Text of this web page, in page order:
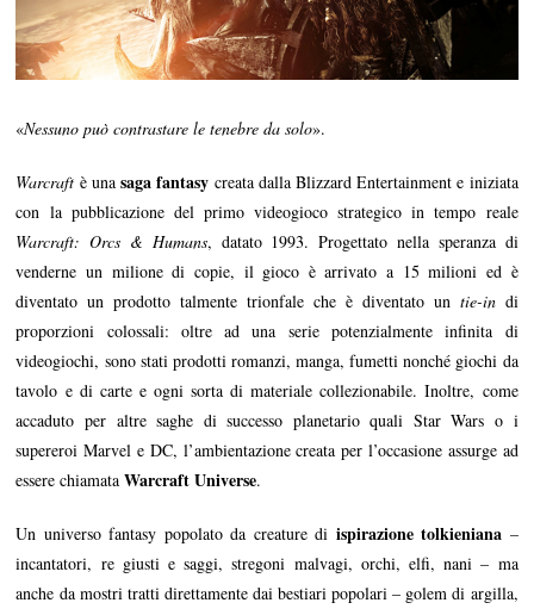
«Nessuno può contrastare le tenebre da solo».
Warcraft è unasaga fantasy creata dalla Blizzard Entertainment e iniziata
con la pubblicazione del primo videogioco strategico in tempo reale
Warcraft: Orcs & Humans, datato 1993. Progettato nella speranza di
venderne un milione di copie, il gioco è arrivato a 15 milioni ed è
diventato un prodotto talmente trionfale che è diventato un tie-indi
proporzioni colossali: oltre ad una serie potenzialmente infinita di
videogiochi, sono stati prodotti romanzi, manga, fumetti nonché giochi da
tavolo e di carte e ogni sorta di materiale collezionabile. Inoltre, come
accaduto per altre saghe di successo planetario quali Star Wars o i
supereroi Marvel e DC, l’ambientazione creata per l’occasione assurge ad
essere chiamataWarcraft Universe.
Un universo fantasy popolato da creature di ispirazione tolkieniana –
incantatori, re giusti e saggi, stregoni malvagi, orchi, elfi, nani – ma
anche da mostri tratti direttamente dai bestiari popolari – golem di argilla,